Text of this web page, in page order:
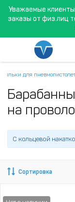
Уважаемые
заказы от физ.лиц
для
на
С кольцевой
Сортировка